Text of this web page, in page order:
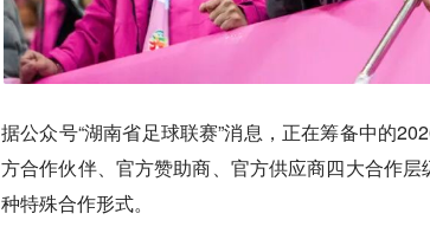
据公众号“湖南省足球联赛”消息，正在筹备中的
方合作伙伴、官方赞助商、官方供应商四大合作
种特殊合作形式。